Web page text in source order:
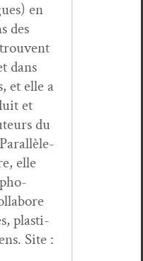
en
des
dans
et elle a
et
du
elle
pho­
plas­ti­
Site :